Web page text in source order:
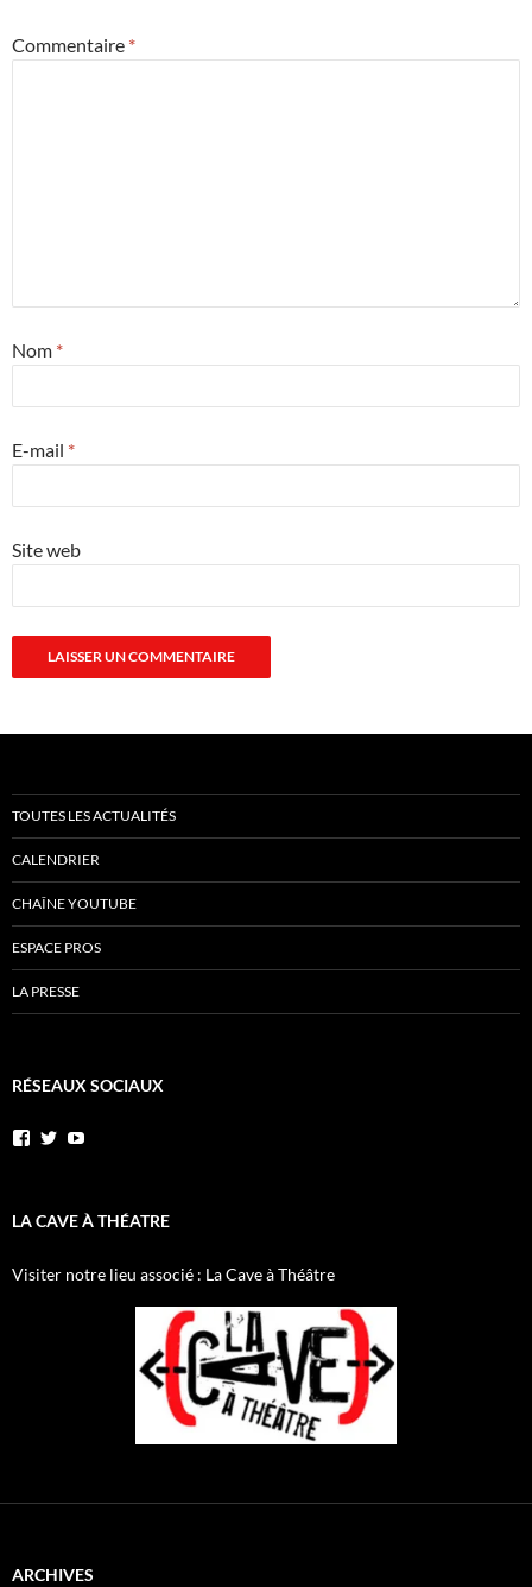
Commentaire *
Nom *
E-mail *
Site web
TOUTES LES ACTUALITÉS
CALENDRIER
CHAÎNE YOUTUBE
ESPACE PROS
LA PRESSE
RÉSEAUX SOCIAUX
Voir
AnnibalEtSesElephants
sur
Voir
annibal_lacave
sur
LA CAVE À THÉATRE
Visiter notre lieu associé : La Cave à Théâtre
ARCHIVES